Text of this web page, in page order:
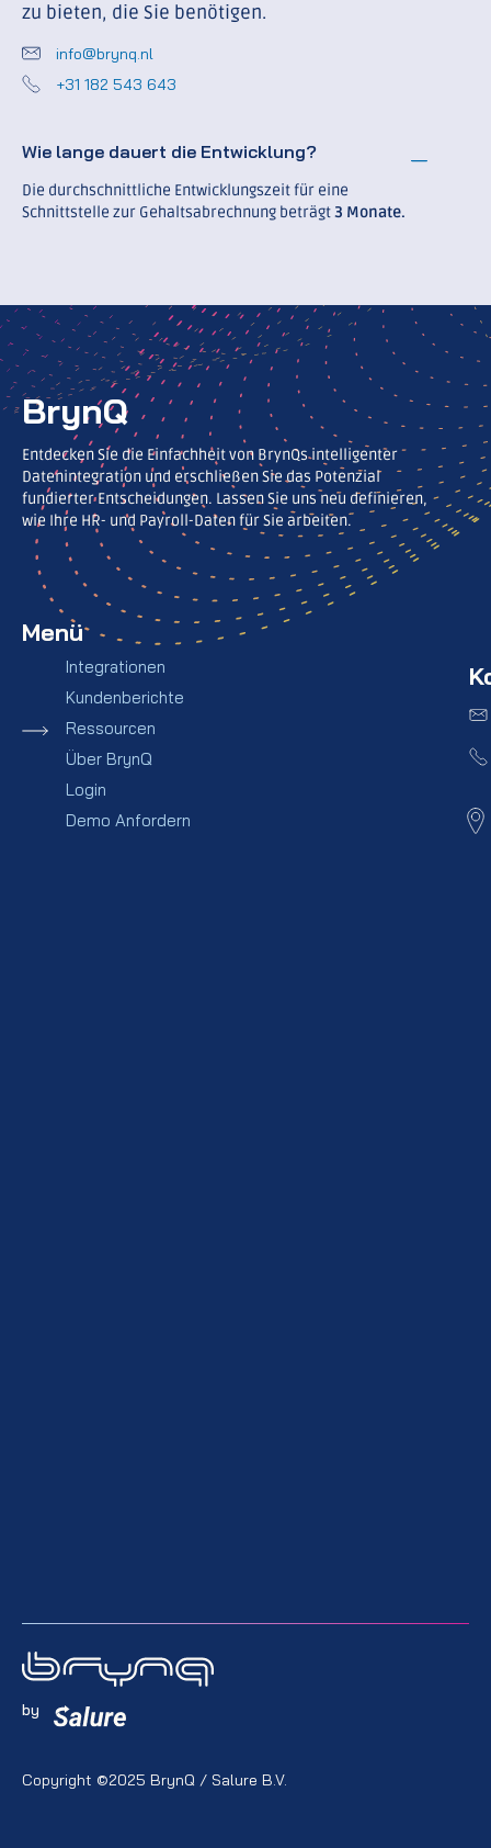
zu bieten, die Sie benötigen.
info@brynq.nl
+31 182 543 643
Wie lange dauert die Entwicklung?
Die durchschnittliche Entwicklungszeit für eine
Schnittstelle zur Gehaltsabrechnung beträgt3 Monate.
BrynQ
Entdecken Sie die Einfachheit von BrynQs intelligenter
Datenintegration und erschließen Sie das Potenzial
fundierter Entscheidungen. Lassen Sie uns neu definieren,
wie Ihre HR- und Payroll-Daten für Sie arbeiten.
Menü
Integrationen
Kundenberichte
Ressourcen
Über BrynQ
Login
Demo Anfordern
Copyright ©2025 BrynQ / Salure B.V.
by